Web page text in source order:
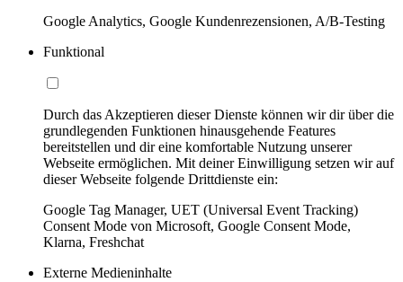
Google Analytics, Google Kundenrezensionen, A/B-Testing
Funktional
Durch das Akzeptieren dieser Dienste können wir dir über die
grundlegenden Funktionen hinausgehende Features
bereitstellen und dir eine komfortable Nutzung unserer
Webseite ermöglichen. Mit deiner Einwilligung setzen wir auf
dieser Webseite folgende Drittdienste ein:
Google Tag Manager, UET (Universal Event Tracking)
Consent Mode von Microsoft, Google Consent Mode,
Klarna, Freshchat
Externe Medieninhalte